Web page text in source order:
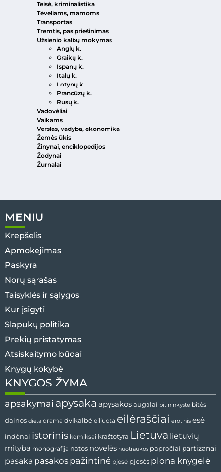
Teisė, kriminalistika
Tėveliams, mamoms
Transportas
Tremtis, pasipriešinimas
Užsienio kalbų mokymas
Anglų k.
Graikų k.
Ispanų k.
Italų k.
Lotynų k.
Prancūzų k.
Rusų k.
Vadovėliai
Vaikams
Verslas, vadyba, ekonomika
Žemės ūkis
Žinynai, enciklopedijos
Žodynai
Žurnalai
MENIU
Krepšelis
Apmokėjimas
Paskyra
Norų sąrašas
Taisyklės ir sąlygos
Kur įsigyti
Slapukų politika
Prekių pristatymas
Atsiskaitymo būdai
Knygų kokybė
KNYGOS ŽYMA
apsakymai apysaka apysakos augalai bitininkystė bitės
dainos dieta drama dvikalbė eiliuota eilėraščiai erotinis esė
indėnai istorinis komiksai kraštotyra Lietuva lietuvių
mityba monografija natos novelės nuotraukos papročiai partizanai
pasaka pasakos pažintinė pjesė pjesės plona knygelė